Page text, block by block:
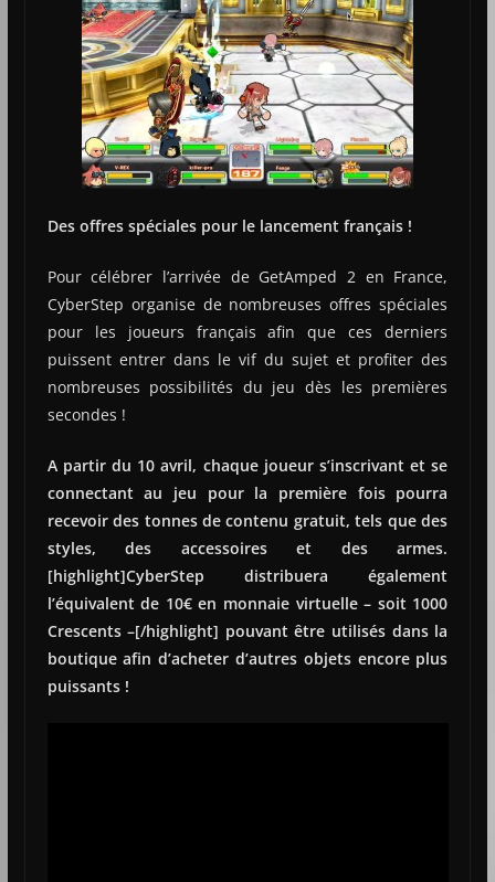
Des offres spéciales pour le lancement français !
Pour célébrer l’arrivée de GetAmped 2 en France,
CyberStep organise de nombreuses offres spéciales
pour les joueurs français afin que ces derniers
puissent entrer dans le vif du sujet et profiter des
nombreuses possibilités du jeu dès les premières
secondes !
A partir du 10 avril, chaque joueur s’inscrivant et se
connectant au jeu pour la première fois pourra
recevoir des tonnes de contenu gratuit, tels que des
styles, des accessoires et des armes.
[highlight]CyberStep distribuera également
l’équivalent de 10€ en monnaie virtuelle – soit 1000
Crescents –[/highlight] pouvant être utilisés dans la
boutique afin d’acheter d’autres objets encore plus
puissants !